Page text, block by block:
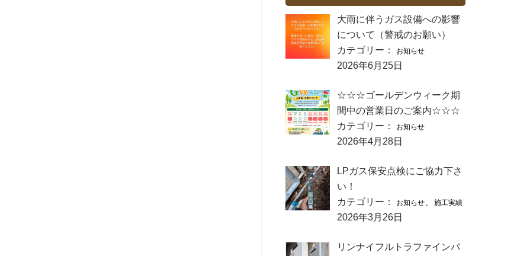
大雨に伴うガス設備への影響
について（警戒のお願い）
カテゴリー：
お知らせ
2026年6月25日
☆☆☆ゴールデンウィーク期
間中の営業日のご案内☆☆☆
カテゴリー：
お知らせ
2026年4月28日
LPガス保安点検にご協力下さ
い！
カテゴリー：
お知らせ 施工実績
2026年3月26日
リンナイフルトラファインバ